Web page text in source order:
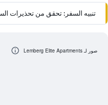
تنبيه السفر: تحقق من تحذيرات
صور لـ Lemberg Elite Apartments